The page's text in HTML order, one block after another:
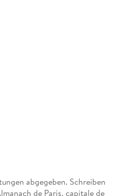
abgegeben. Schreiben
de Paris, capitale de